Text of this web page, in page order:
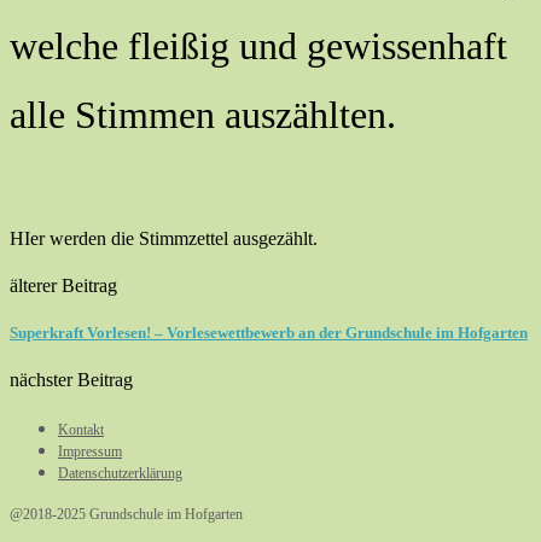
welche fleißig und gewissenhaft
alle Stimmen auszählten.
HIer werden die Stimmzettel ausgezählt.
älterer Beitrag
Superkraft Vorlesen! – Vorlesewettbewerb an der Grundschule im Hofgarten
nächster Beitrag
Kontakt
Impressum
Datenschutzerklärung
@2018-2025 Grundschule im Hofgarten